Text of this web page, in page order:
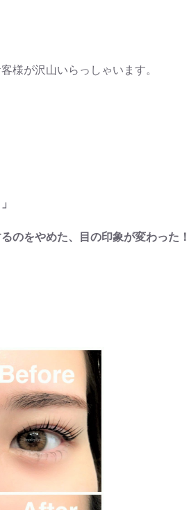
様が沢山いらっしゃいます。
のをやめた、目の印象が変わった！